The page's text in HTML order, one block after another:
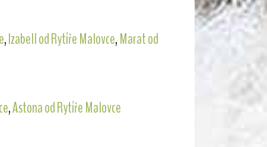
,Izabell od Rytíře Malovce,Marat od
,Astona od Rytíře Malovce